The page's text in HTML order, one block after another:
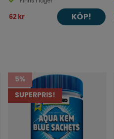
62 kr KÖP!
5%
SUPERPRIS!